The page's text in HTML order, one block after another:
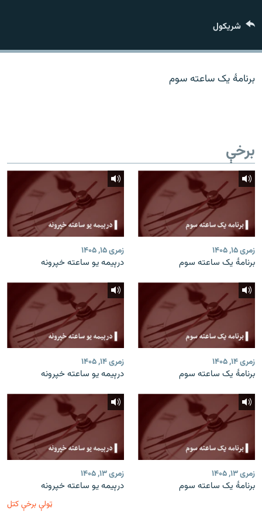
د ازادې اروپا/ ازادي راډيو ټولې پاڼې
شريکول
برنامۀ یک ساعته سوم
برخې
زمری ۱۵, ۱۴۰۵
برنامۀ یک ساعته سوم
زمری ۱۵, ۱۴۰۵
درېیمه یو ساعته خپرونه
زمری ۱۴, ۱۴۰۵
برنامۀ یک ساعته سوم
زمری ۱۴, ۱۴۰۵
درېیمه یو ساعته خپرونه
زمری ۱۳, ۱۴۰۵
برنامۀ یک ساعته سوم
زمری ۱۳, ۱۴۰۵
درېیمه یو ساعته خپرونه
ټولې برخې کتل